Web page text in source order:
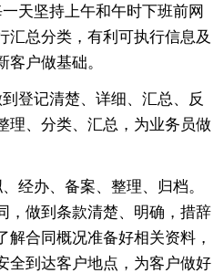
坚持上午和午时下班前网
汇总分类，有利可执行信息及
户做基础。
记清楚、详细、汇总、反
理、分类、汇总，为业务员做
办、备案、整理、归档。
，做到条款清楚、明确，措辞
合同概况准备好相关资料，
全到达客户地点，为客户做好